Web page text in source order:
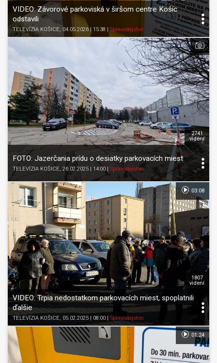
VIDEO: Závorové parkoviská v širšom centre Košíc
odstavili
TELEVÍZIA KOŠICE, 04.05.2026 | 15:38 |Spravodajstvo
FOTO: Jazerčania prídu o desiatky parkovacích miest
TELEVÍZIA KOŠICE, 26.02.2025 | 14:00 Spravodajstvo
2741
videní
VIDEO: Trpia nedostatkom parkovacích miest, spoplatnili
ďalšie
TELEVÍZIA KOŠICE, 05.02.2025 | 08:00 Spravodajstvo
1807
videní
03:08
01:24